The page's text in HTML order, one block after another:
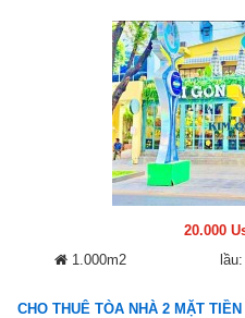
20.000
1.000m2
lầu:
CHO THUÊ TÒA NHÀ 2 MẶT